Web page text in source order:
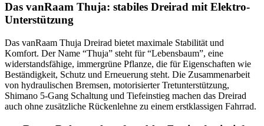
Das vanRaam Thuja: stabiles Dreirad mit Elektro-
Unterstützung
Das vanRaam Thuja Dreirad bietet maximale Stabilität und
Komfort. Der Name “Thuja” steht für “Lebensbaum”, eine
widerstandsfähige, immergrüne Pflanze, die für Eigenschaften wie
Beständigkeit, Schutz und Erneuerung steht. Die Zusammenarbeit
von hydraulischen Bremsen, motorisierter Tretunterstützung,
Shimano 5-Gang Schaltung und Tiefeinstieg machen das Dreirad
auch ohne zusätzliche Rückenlehne zu einem erstklassigen Fahrrad.